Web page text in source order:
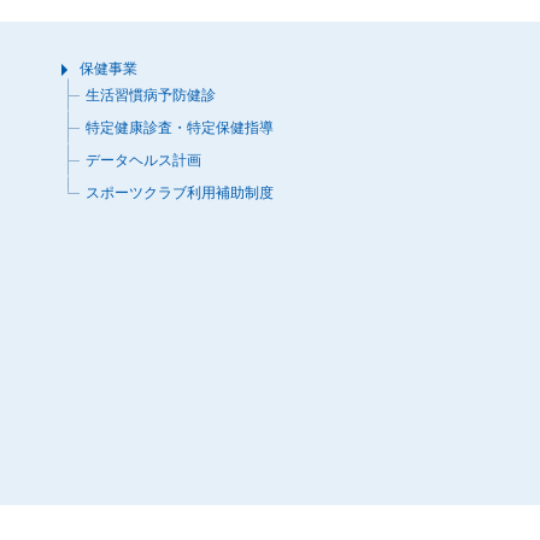
保健事業
生活習慣病予防健診
特定健康診査・特定保健指導
データヘルス計画
スポーツクラブ利用補助制度